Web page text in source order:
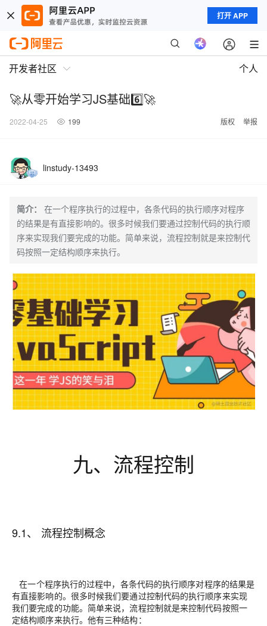
打开 APP
开发者社区 个人
🚀从零开始学习JS基础6️⃣🚀
2022-04-25 199 版权 举报
linstudy-13493
简介：
在一个程序执行的过程中，各条代码的执行顺序对程序
的结果是有直接影响的。很多时候我们要通过控制代码的执行顺
序来实现我们要完成的功能。简单来说，流程控制就是来控制代
码按照一定结构顺序来执行。
九、流程控制
9.1、 流程控制概念
在一个程序执行的过程中，各条代码的执行顺序对程序的结果是
有直接影响的。很多时候我们要通过控制代码的执行顺序来实现
我们要完成的功能。简单来说，流程控制就是来控制代码按照一
定结构顺序来执行。他有三种结构：